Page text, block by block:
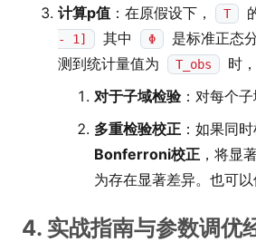
计算p值 ：在原假设下， T
- 1]
其中 Φ 是标准正态
测到统计量值为
T_obs 时
对于子域检验：对每个
多重检验校正 ：如果同
Bonferroni校正 ，将显
为存在显著差异。也可
4. 实战指南与参数调优